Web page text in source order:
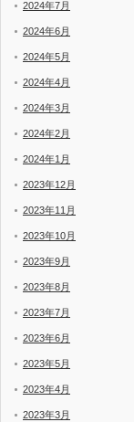
2024年7月
2024年6月
2024年5月
2024年4月
2024年3月
2024年2月
2024年1月
2023年12月
2023年11月
2023年10月
2023年9月
2023年8月
2023年7月
2023年6月
2023年5月
2023年4月
2023年3月